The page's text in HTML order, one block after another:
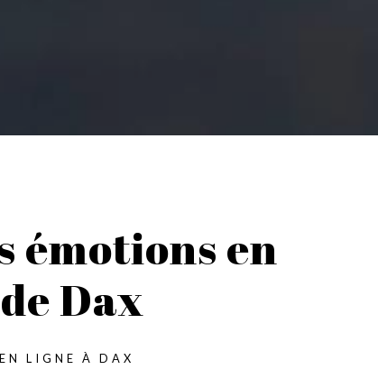
émotions en
Dax
LIGNE À DAX